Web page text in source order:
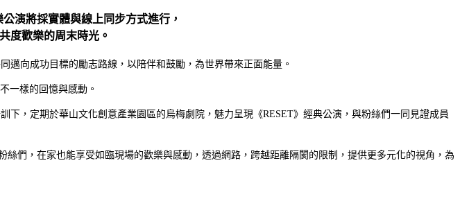
演將採實體與線上同步方式進行，
度歡樂的周末時光。
邁向成功目標的勵志路線，以陪伴和鼓勵，為世界帶來正面能量。
一樣的回憶與感動。
下，定期於華山文化創意產業園區的烏梅劇院，魅力呈現《RESET》經典公演，與粉絲們一同見證成員
們，在家也能享受如臨現場的歡樂與感動，透過網路，跨越距離隔閡的限制，提供更多元化的視角，為